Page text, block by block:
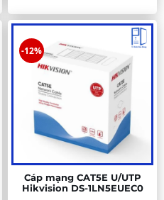
Cáp mạng CAT5E U/UTP
Hikvision DS-1LN5EUEC0
-12%